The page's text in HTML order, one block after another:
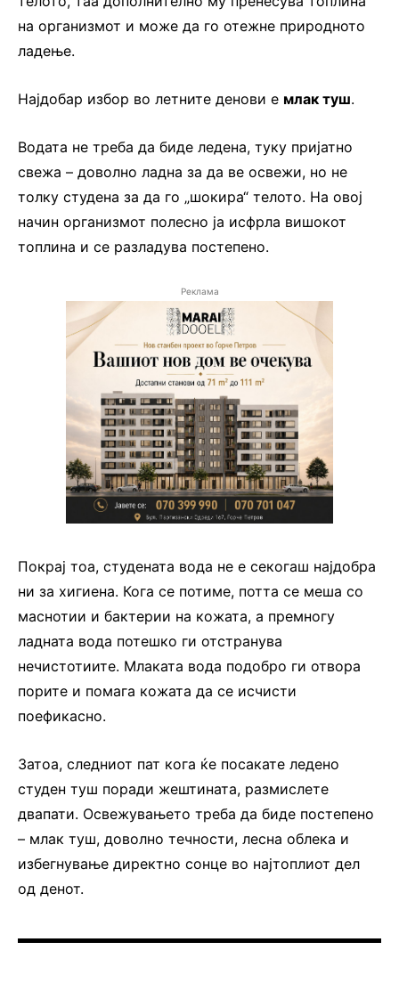
на организмот и може да го отежне природното
ладење.
Најдобар избор во летните денови е млак туш.
Водата не треба да биде ледена, туку пријатно
свежа – доволно ладна за да ве освежи, но не
толку студена за да го „шокира“ телото. На овој
начин организмот полесно ја исфрла вишокот
топлина и се разладува постепено.
Реклама
Покрај тоа, студената вода не е секогаш најдобра
ни за хигиена. Кога се потиме, потта се меша со
маснотии и бактерии на кожата, а премногу
ладната вода потешко ги отстранува
нечистотиите. Млаката вода подобро ги отвора
порите и помага кожата да се исчисти
поефикасно.
Затоа, следниот пат кога ќе посакате ледено
студен туш поради жештината, размислете
двапати. Освежувањето треба да биде постепено
– млак туш, доволно течности, лесна облека и
избегнување директно сонце во најтоплиот дел
од денот.